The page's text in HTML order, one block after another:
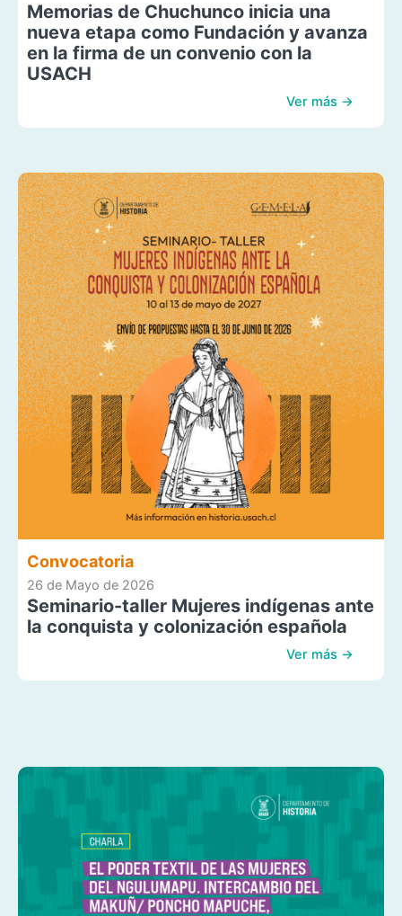
Memorias de Chuchunco inicia una
nueva etapa como Fundación y avanza
en la firma de un convenio con la
USACH
Ver más →
Convocatoria
26 de Mayo de 2026
Seminario-taller Mujeres indígenas ante
la conquista y colonización española
Ver más →